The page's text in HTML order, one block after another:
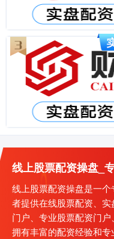
线上股票配资操盘_
线上股票配资操盘是一
者提供在线股票配资、
门户、专业股票配资门
拥有丰富的配资经验和